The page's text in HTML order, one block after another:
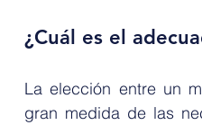
¿Cuál es el
La elección entre un
gran medida de las